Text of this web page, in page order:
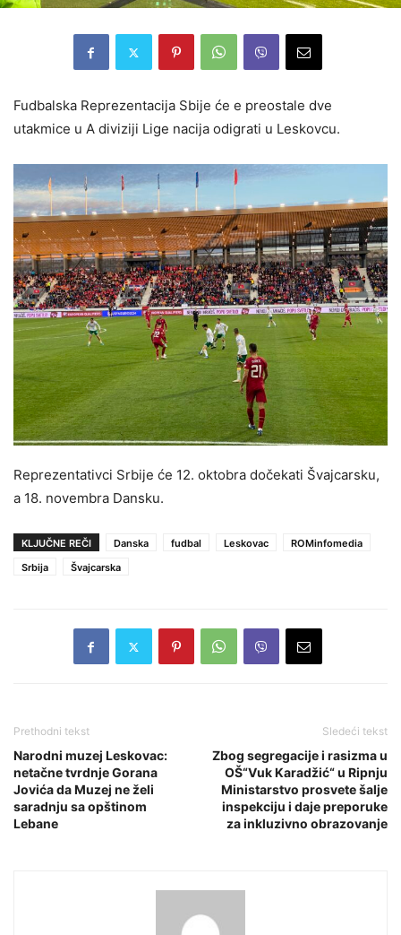
Fudbalska Reprezentacija Sbije će e preostale dve
utakmice u A diviziji Lige nacija odigrati u Leskovcu.
Reprezentativci Srbije će 12. oktobra dočekati Švajcarsku,
a 18. novembra Dansku.
KLJUČNE REČI Danska fudbal Leskovac
ROMinfomedia
Srbija
Švajcarska
Prethodni tekst
Narodni muzej Leskovac:
netačne tvrdnje Gorana
Jovića da Muzej ne želi
saradnju sa opštinom
Lebane
Sledeći tekst
Zbog segregacije i rasizma u
OŠ“Vuk Karadžić“ u Ripnju
Ministarstvo prosvete šalje
inspekciju i daje preporuke
za inkluzivno obrazovanje